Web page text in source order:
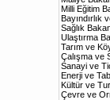
Milli Eğitim
Bayındırlık
Sağlık
Ulaştırma
Tarım ve
Çalışma ve
Sanayi ve
Enerji ve
Kültür ve
Çevre ve